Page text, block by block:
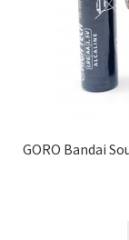
GORO Bandai